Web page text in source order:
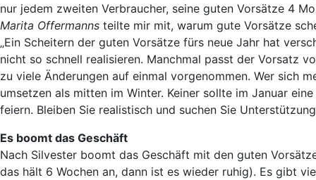
nur jedem zweiten Verbraucher, seine guten Vorsätze 4
Marita Offermanns teilte mir mit, warum gute Vorsätze
„Ein Scheitern der guten Vorsätze fürs neue Jahr hat
nicht so schnell realisieren. Manchmal passt der Vorsatz
zu viele Änderungen auf einmal vorgenommen. Wer sich
umsetzen als mitten im Winter. Keiner sollte im Januar
feiern. Bleiben Sie realistisch und suchen Sie
Es boomt das Geschäft
Nach Silvester boomt das Geschäft mit den guten
das hält 6 Wochen an, dann ist es wieder ruhig). Es gibt